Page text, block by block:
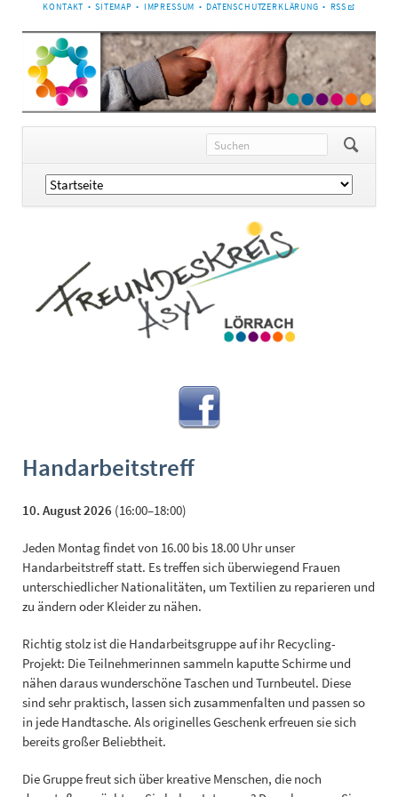
NAVIGATION
KONTAKT SITEMAP IMPRESSUM DATENSCHUTZERKLÄRUNG RSS
Navigation
überspringen
Handarbeitstreff
10. August 2026 (16:00–18:00)
Jeden Montag findet von 16.00 bis 18.00 Uhr unser
Handarbeitstreff statt. Es treffen sich überwiegend Frauen
unterschiedlicher Nationalitäten, um Textilien zu reparieren und
zu ändern oder Kleider zu nähen.
Richtig stolz ist die Handarbeitsgruppe auf ihr Recycling-
Projekt: Die Teilnehmerinnen sammeln kaputte Schirme und
nähen daraus wunderschöne Taschen und Turnbeutel. Diese
sind sehr praktisch, lassen sich zusammenfalten und passen so
in jede Handtasche. Als originelles Geschenk erfreuen sie sich
bereits großer Beliebtheit.
Die Gruppe freut sich über kreative Menschen, die noch